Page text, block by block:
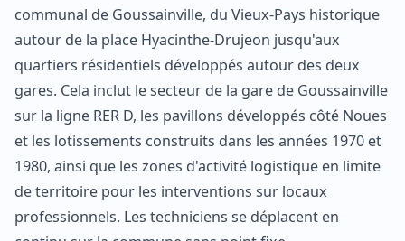
communal de Goussainville, du Vieux-Pays historique
autour de la place Hyacinthe-Drujeon jusqu'aux
quartiers résidentiels développés autour des deux
gares. Cela inclut le secteur de la gare de Goussainville
sur la ligne RER D, les pavillons développés côté Noues
et les lotissements construits dans les années 1970 et
1980, ainsi que les zones d'activité logistique en limite
de territoire pour les interventions sur locaux
professionnels. Les techniciens se déplacent en